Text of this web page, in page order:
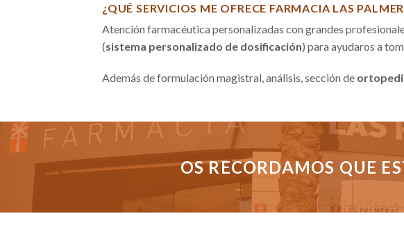
¿QUÉ SERVICIOS ME OFRECE FARMACIA LAS
Atención farmacéutica personalizadas con grandes
(sistema personalizado de dosificación) para ayudaros a
Además de formulación magistral, análisis, sección de
OS RECORDAMOS QUE